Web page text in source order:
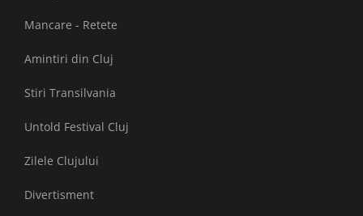
Mancare - Retete
Amintiri din Cluj
Stiri Transilvania
Untold Festival Cluj
Zilele Clujului
Divertisment